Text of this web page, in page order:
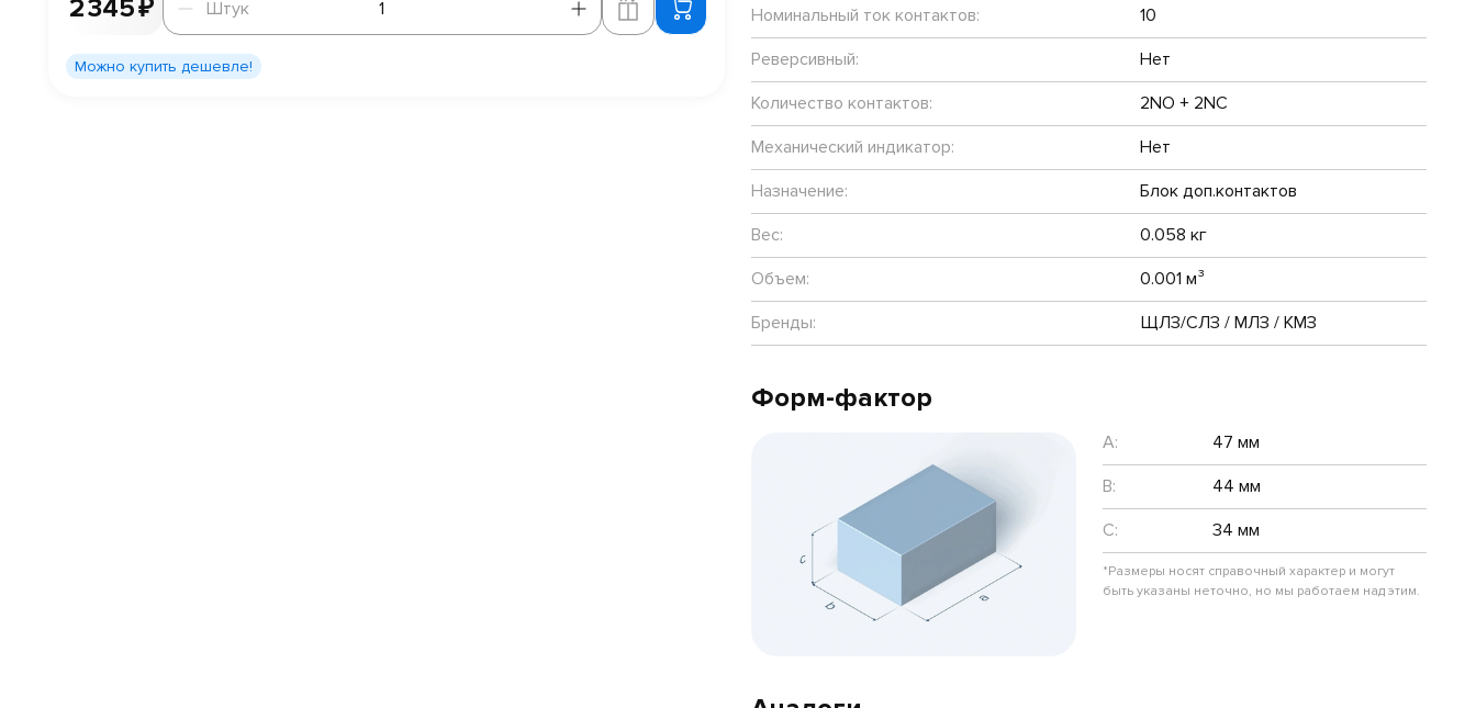
2 345 ₽ Штук
Можно купить дешевле!
Номинальный ток контактов:
10
Реверсивный:
Нет
Количество контактов:
2NO + 2NC
Механический индикатор:
Нет
Назначение:
Блок доп.контактов
Вес:
0.058 кг
Объем:
0.001 м³
Бренды:
ЩЛЗ/СЛЗ / МЛЗ / КМЗ
Форм-фактор
A:
47 мм
B:
44 мм
C:
34 мм
*Размеры носят справочный характер и могут
быть указаны неточно, но мы работаем над этим.